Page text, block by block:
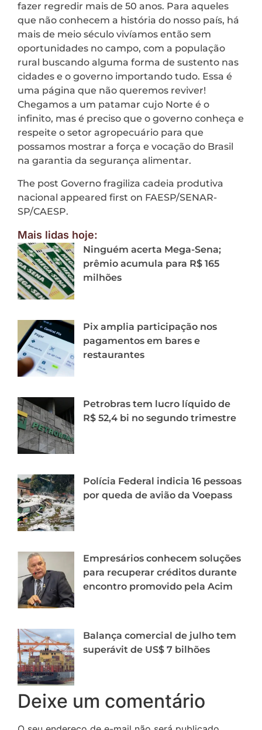
fazer regredir mais de 50 anos. Para aqueles
que não conhecem a história do nosso país, há
mais de meio século vivíamos então sem
oportunidades no campo, com a população
rural buscando alguma forma de sustento nas
cidades e o governo importando tudo. Essa é
uma página que não queremos reviver!
Chegamos a um patamar cujo Norte é o
infinito, mas é preciso que o governo conheça e
respeite o setor agropecuário para que
possamos mostrar a força e vocação do Brasil
na garantia da segurança alimentar.
The post Governo fragiliza cadeia produtiva
nacional appeared first on FAESP/SENAR-
SP/CAESP.
Mais lidas hoje:
Ninguém acerta Mega-Sena;
prêmio acumula para R$ 165
milhões
Pix amplia participação nos
pagamentos em bares e
restaurantes
Petrobras tem lucro líquido de
R$ 52,4 bi no segundo trimestre
Polícia Federal indicia 16 pessoas
por queda de avião da Voepass
Empresários conhecem soluções
para recuperar créditos durante
encontro promovido pela Acim
Balança comercial de julho tem
superávit de US$ 7 bilhões
Deixe um comentário